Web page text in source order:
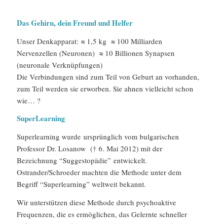
Das Gehirn, dein Freund und Helfer
Unser Denkapparat: ≈ 1,5 kg ≈ 100 Milliarden
Nervenzellen (Neuronen) ≈ 10 Billionen Synapsen
(neuronale Verknüpfungen)
Die Verbindungen sind zum Teil von Geburt an vorhanden,
zum Teil werden sie erworben. Sie ahnen vielleicht schon
wie… ?
SuperLearning
Superlearning wurde ursprünglich vom bulgarischen
Professor Dr. Losanow († 6. Mai 2012) mit der
Bezeichnung “Suggestopädie” entwickelt.
Ostrander/Schroeder machten die Methode unter dem
Begriff “Superlearning” weltweit bekannt.
Wir unterstützen diese Methode durch psychoaktive
Frequenzen, die es ermöglichen, das Gelernte schneller